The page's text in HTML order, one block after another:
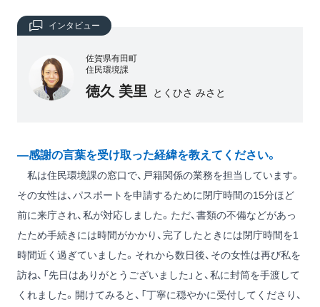
インタビュー
佐賀県有田町
住民環境課
徳久 美里 とくひさ みさと
―感謝の言葉を受け取った経緯を教えてください。
私は住民環境課の窓口で、戸籍関係の業務を担当しています。
その女性は、パスポートを申請するために閉庁時間の15分ほど
前に来庁され、私が対応しました。ただ、書類の不備などがあっ
たため手続きには時間がかかり、完了したときには閉庁時間を1
時間近く過ぎていました。それから数日後、その女性は再び私を
訪ね、「先日はありがとうございました」と、私に封筒を手渡して
くれました。開けてみると、「丁寧に穏やかに受付してくださり、